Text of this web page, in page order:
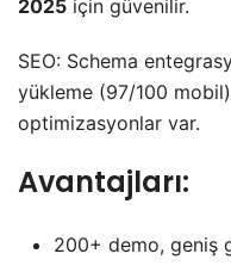
2025 için güvenilir.
SEO: Schema
yükleme (97/100
optimizasyonlar var.
Avantajları:
200+ demo, geniş